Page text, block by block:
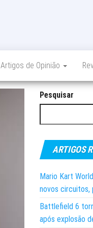
Artigos de Opinião
Pesquisar
ARTIGOS
Mario Kart
novos circuitos,
Battlefield 6
após explosão